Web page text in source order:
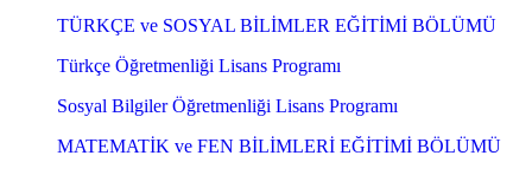
TÜRKÇE ve SOSYAL BİLİMLER EĞİTİMİ BÖLÜMÜ
Türkçe Öğretmenliği Lisans Programı
Sosyal Bilgiler Öğretmenliği Lisans Programı
MATEMATİK ve FEN BİLİMLERİ EĞİTİMİ BÖLÜMÜ